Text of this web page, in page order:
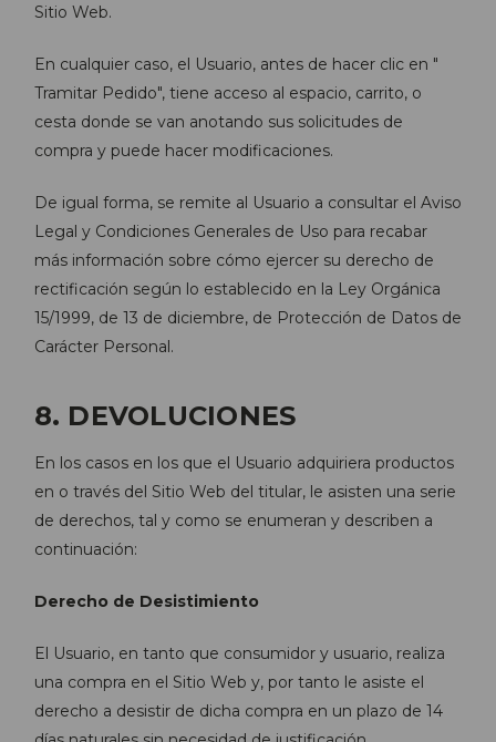
Sitio Web.
En cualquier caso, el Usuario, antes de hacer clic en "
Tramitar Pedido", tiene acceso al espacio, carrito, o
cesta donde se van anotando sus solicitudes de
compra y puede hacer modificaciones.
De igual forma, se remite al Usuario a consultar el Aviso
Legal y Condiciones Generales de Uso para recabar
más información sobre cómo ejercer su derecho de
rectificación según lo establecido en la Ley Orgánica
15/1999, de 13 de diciembre, de Protección de Datos de
Carácter Personal.
8. DEVOLUCIONES
En los casos en los que el Usuario adquiriera productos
en o través del Sitio Web del titular, le asisten una serie
de derechos, tal y como se enumeran y describen a
continuación:
Derecho de Desistimiento
El Usuario, en tanto que consumidor y usuario, realiza
una compra en el Sitio Web y, por tanto le asiste el
derecho a desistir de dicha compra en un plazo de 14